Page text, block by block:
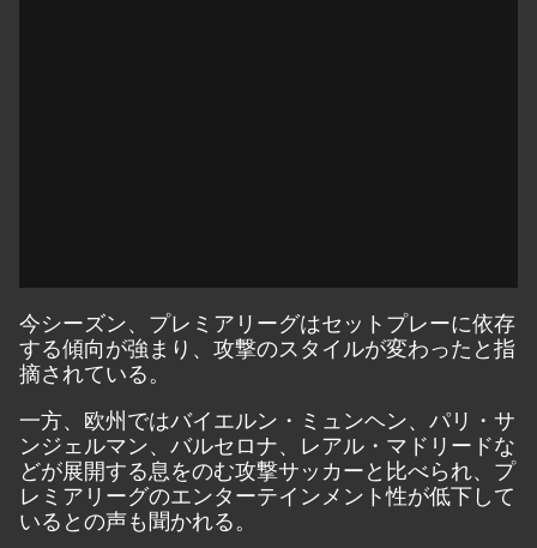
今シーズン、プレミアリーグはセットプレーに依存
する傾向が強まり、攻撃のスタイルが変わったと指
摘されている。
一方、欧州ではバイエルン・ミュンヘン、パリ・サ
ンジェルマン、バルセロナ、レアル・マドリードな
どが展開する息をのむ攻撃サッカーと比べられ、プ
レミアリーグのエンターテインメント性が低下して
いるとの声も聞かれる。